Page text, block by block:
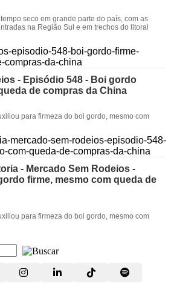
seco em grande parte do país, com as
na Região Sul e em trechos do litoral
- Episódio 548 - Boi gordo
de compras da China
para firmeza do boi gordo, mesmo com
- Mercado Sem Rodeios -
firme, mesmo com queda de
para firmeza do boi gordo, mesmo com